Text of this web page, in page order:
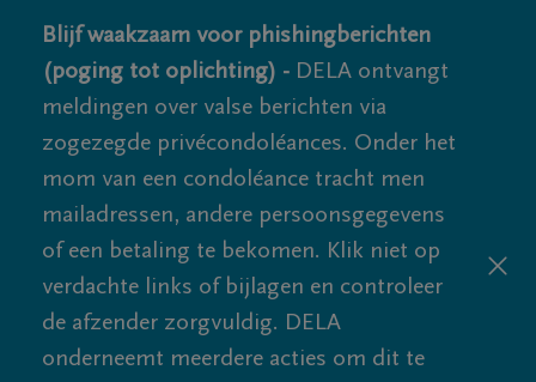
Blijf waakzaam voor phishingberichten
(poging tot oplichting) - DELA ontvangt
meldingen over valse berichten via
zogezegde privécondoléances. Onder het
mom van een condoléance tracht men
mailadressen, andere persoonsgegevens
of een betaling te bekomen. Klik niet op
verdachte links of bijlagen en controleer
de afzender zorgvuldig. DELA
onderneemt meerdere acties om dit te